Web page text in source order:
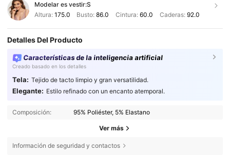
Modelar es vestir:S
Altura: 175.0 Busto:86.0 Cintura: 60.0 Caderas: 92.0
Detalles Del Producto
Características de la inteligencia artificial
Creado basado en los detalles
Tela: Tejido de tacto limpio y gran versatilidad.
Elegante: Estilo refinado con un encanto atemporal.
Composición: 95% Poliéster, 5% Elastano
Ver más
Información de seguridad y contactos